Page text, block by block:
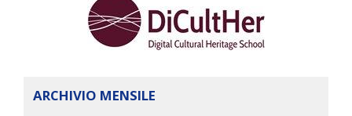
ARCHIVIO MENSILE